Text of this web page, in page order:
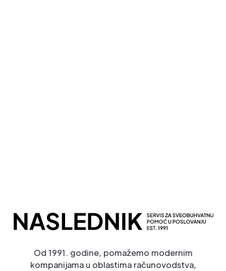
Od 1991. godine, pomažemo modernim
kompanijama u oblastima računovodstva,